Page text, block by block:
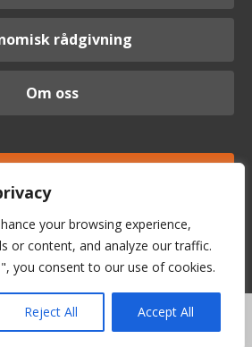
your browsing experience,
or content, and analyze our traffic.
you consent to our use of cookies.
Reject All Accept All
rådgivning
Om oss
till Srf konsulterna